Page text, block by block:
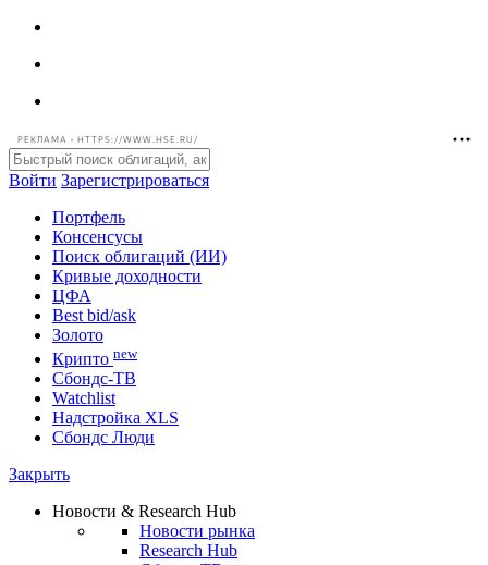
РЕКЛАМА • HTTPS://WWW.HSE.RU/
Войти Зарегистрироваться
Портфель
Консенсусы
Поиск облигаций (ИИ)
Кривые доходности
ЦФА
Best bid/ask
Золото
Крипто new
Watchlist
Сбондс Люди